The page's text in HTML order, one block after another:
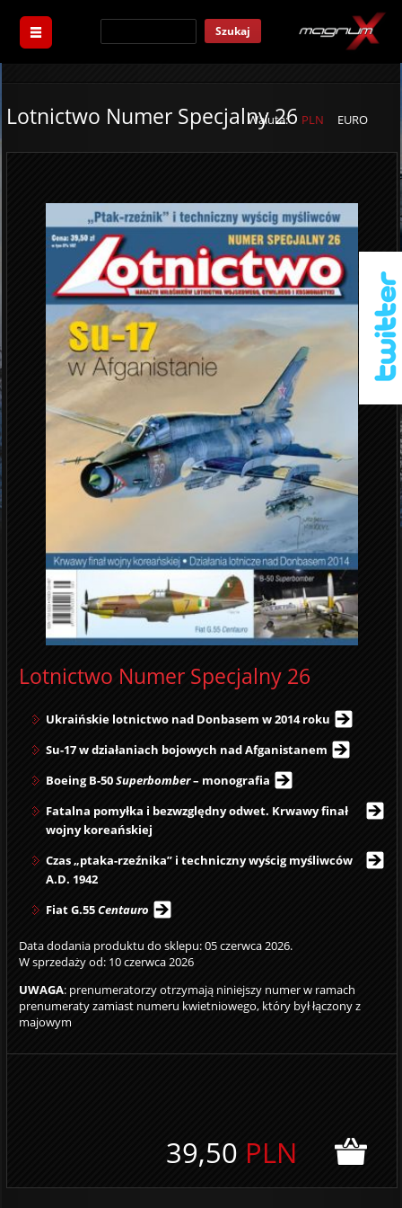
Szukaj
Waluta: PLN EURO
Lotnictwo Numer Specjalny 26
Lotnictwo Numer Specjalny 26
Ukraińskie lotnictwo nad Donbasem w 2014 roku
Su-17 w działaniach bojowych nad Afganistanem
Boeing B-50Superbomber– monografia
Fatalna pomyłka i bezwzględny odwet. Krwawy finał
wojny koreańskiej
Czas „ptaka-rzeźnika” i techniczny wyścig myśliwców
A.D. 1942
Fiat G.55Centauro
Data dodania produktu do sklepu: 05 czerwca 2026.
W sprzedaży od: 10 czerwca 2026
UWAGA: prenumeratorzy otrzymają niniejszy numer w ramach
prenumeraty zamiast numeru kwietniowego, który był łączony z
majowym
39,50 PLN